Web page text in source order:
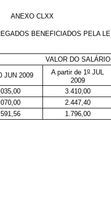
ANEXO CLXX
BENEFICIADOS PELA LEI
VALOR DO SALÁRIO
JUN 2009 A partir de 1oJUL
2009
3.410,00
2.447,40
1.796,00